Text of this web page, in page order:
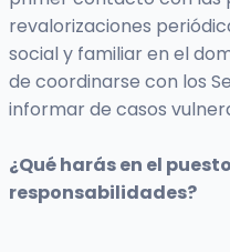
revalorizaciones
social y familiar en el
de coordinarse con los
informar de casos
¿Qué harás en el
responsabilidades?